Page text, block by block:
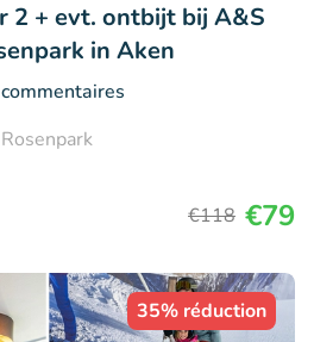
2 + evt. ontbijt bij A&S
in Aken
€118 €79
35% réduction